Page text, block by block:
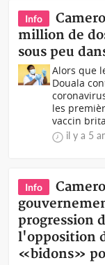
Info
million de
sous peu
Alors que
Douala
les
vaccin
il y a 5
Info
progression
l'opposition
«bidons»